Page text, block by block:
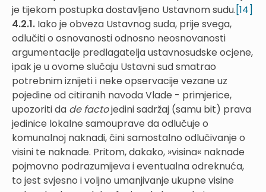
je tijekom postupka dostavljeno Ustavnom sudu.[14]
4.2.1. Iako je obveza Ustavnog suda, prije svega,
odlučiti o osnovanosti odnosno neosnovanosti
argumentacije predlagatelja ustavnosudske ocjene,
ipak je u ovome slučaju Ustavni sud smatrao
potrebnim iznijeti i neke opservacije vezane uz
pojedine od citiranih navoda Vlade - primjerice,
upozoriti da de factojedini sadržaj (samu bit) prava
jedinice lokalne samouprave da odlučuje o
komunalnoj naknadi, čini samostalno odlučivanje o
visini te naknade. Pritom, dakako, »visina« naknade
pojmovno podrazumijeva i eventualna odreknuća,
to jest svjesno i voljno umanjivanje ukupne visine